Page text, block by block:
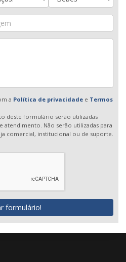
a Política de privacidadee Termos
deste formulário serão utilizadas
atendimento. Não serão utilizadas para
comercial, institucional ou de suporte.
formulário!